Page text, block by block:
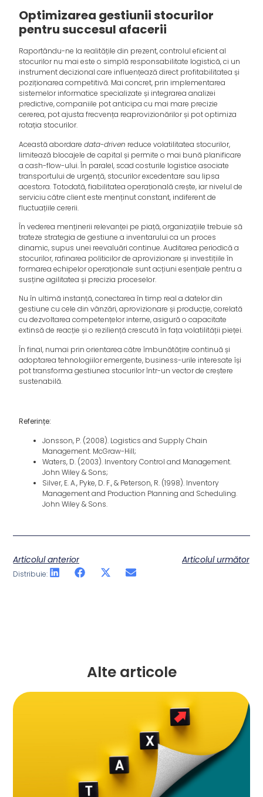
Optimizarea gestiunii stocurilor
pentru succesul afacerii
Raportându-ne la realitățile din prezent, controlul eficient al
stocurilor nu mai este o simplă responsabilitate logistică, ci un
instrument decizional care influențează direct profitabilitatea și
poziționarea competitivă. Mai concret, prin implementarea
sistemelor informatice specializate și integrarea analizei
predictive, companiile pot anticipa cu mai mare precizie
cererea, pot ajusta frecvența reaprovizionărilor și pot optimiza
rotația stocurilor.
Această abordaredata-driven reduce volatilitatea stocurilor,
limitează blocajele de capital și permite o mai bună planificare
a cash-flow-ului. În paralel, scad costurile logistice asociate
transportului de urgență, stocurilor excedentare sau lipsa
acestora. Totodată, fiabilitatea operațională crește, iar nivelul de
serviciu către client este menținut constant, indiferent de
fluctuațiile cererii.
În vederea menținerii relevanței pe piață, organizațiile trebuie să
trateze strategia de gestiune a inventarului ca un proces
dinamic, supus unei reevaluări continue. Auditarea periodică a
stocurilor, rafinarea politicilor de aprovizionare și investițiile în
formarea echipelor operaționale sunt acțiuni esențiale pentru a
susține agilitatea și precizia proceselor.
Nu în ultimă instanță, conectarea în timp real a datelor din
gestiune cu cele din vânzări, aprovizionare și producție, corelată
cu dezvoltarea competențelor interne, asigură o capacitate
extinsă de reacție și o reziliență crescută în fața volatilității pieței.
În final, numai prin orientarea către îmbunătățire continuă și
adoptarea tehnologiilor emergente, business-urile interesate își
pot transforma gestiunea stocurilor într-un vector de creștere
sustenabilă.
Referințe:
Jonsson, P. (2008). Logistics and Supply Chain
Management. McGraw-Hill;
Waters, D. (2003). Inventory Control and Management.
John Wiley & Sons;
Silver, E. A., Pyke, D. F., & Peterson, R. (1998). Inventory
Management and Production Planning and Scheduling.
John Wiley & Sons.
Articolul anterior Articolul următor
Distribuie:
Alte articole